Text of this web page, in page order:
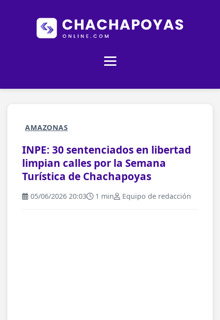
AMAZONAS
INPE: 30 sentenciados en libertad
limpian calles por la Semana
Turística de Chachapoyas
05/06/2026 20:03 1 min Equipo de redacción